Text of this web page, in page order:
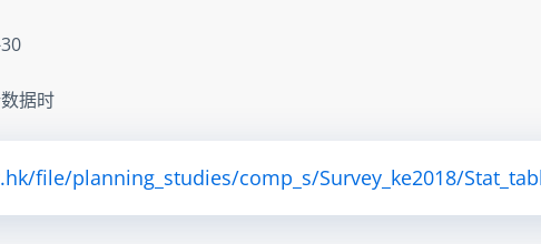
据时
file/planning_studies/comp_s/Survey_ke2018/